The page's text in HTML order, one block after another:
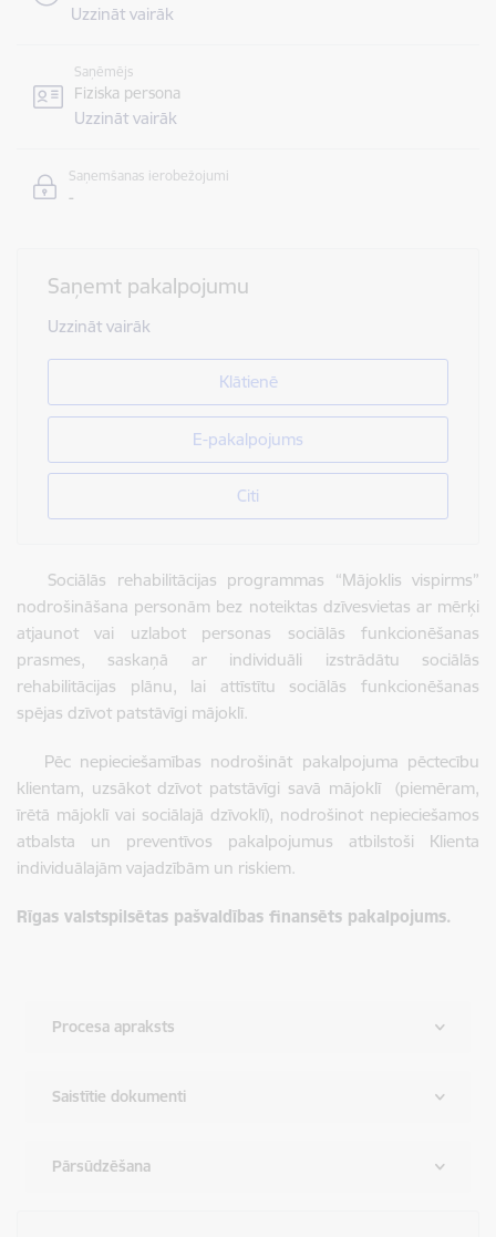
Uzzināt vairāk
Saņēmējs
Fiziska persona
Uzzināt vairāk
Saņemšanas ierobežojumi
-
Saņemt pakalpojumu
Uzzināt vairāk
Klātienē
E-pakalpojums
Citi
Sociālās rehabilitācijas programmas “Mājoklis vispirms”
nodrošināšana personām bez noteiktas dzīvesvietas ar mērķi
atjaunot vai uzlabot personas sociālās funkcionēšanas
prasmes, saskaņā ar individuāli izstrādātu sociālās
rehabilitācijas plānu, lai attīstītu sociālās funkcionēšanas
spējas dzīvot patstāvīgi mājoklī.
Pēc nepieciešamības nodrošināt pakalpojuma pēctecību
klientam, uzsākot dzīvot patstāvīgi savā mājoklī (piemēram,
īrētā mājoklī vai sociālajā dzīvoklī), nodrošinot nepieciešamos
atbalsta un preventīvos pakalpojumus atbilstoši Klienta
individuālajām vajadzībām un riskiem.
Rīgas valstspilsētas pašvaldības finansēts pakalpojums.
Procesa apraksts
Saistītie dokumenti
Pārsūdzēšana